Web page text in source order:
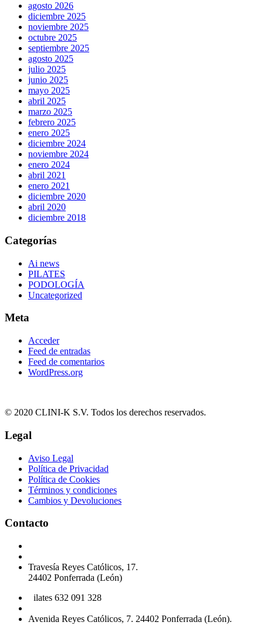
agosto 2026
diciembre 2025
noviembre 2025
octubre 2025
septiembre 2025
agosto 2025
julio 2025
junio 2025
mayo 2025
abril 2025
marzo 2025
febrero 2025
enero 2025
diciembre 2024
noviembre 2024
enero 2024
abril 2021
enero 2021
diciembre 2020
abril 2020
diciembre 2018
Categorías
Ai news
PILATES
PODOLOGÍA
Uncategorized
Meta
Acceder
Feed de entradas
Feed de comentarios
WordPress.org
© 2020 CLINI-K S.V. Todos los derechos reservados.
Legal
Aviso Legal
Política de Privacidad
Política de Cookies
Términos y condiciones
Cambios y Devoluciones
Contacto
Travesía Reyes Católicos, 17.
24402 Ponferrada (León)
ilates 632 091 328
Avenida Reyes Católicos, 7. 24402 Ponferrada (León).